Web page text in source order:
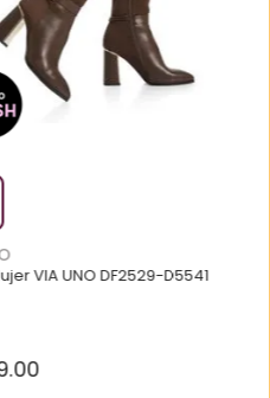
VIA UNO DF2529-D5541
.00